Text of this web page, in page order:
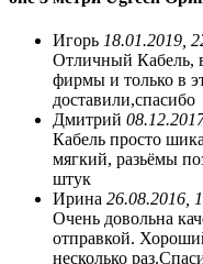
Игорь 18.01.2019,
Отличный Кабель,
фирмы и только в
доставили,спасибо
Дмитрий
Кабель просто
мягкий, разьёмы
штук
Ирина 26.08.2016,
Очень довольна
отправкой.
несколько